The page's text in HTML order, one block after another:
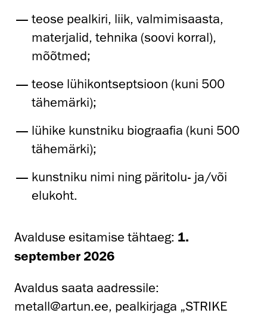
teose pealkiri, liik, valmimisaasta,
materjalid, tehnika (soovi korral),
mõõtmed;
teose lühikontseptsioon (kuni 500
tähemärki);
lühike kunstniku biograafia (kuni 500
tähemärki);
kunstniku nimi ning päritolu- ja/või
elukoht.
Avalduse esitamise tähtaeg: 1.
september 2026
Avaldus saata aadressile:
metall@artun.ee, pealkirjaga „STRIKE